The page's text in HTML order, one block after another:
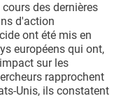
cours des dernières
d'action
ont été mis en
européens qui ont,
sur les
rapprochent
Unis, ils constatent